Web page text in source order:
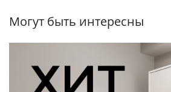
Могут быть интересны